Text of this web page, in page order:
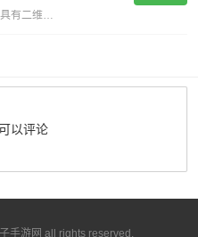
映月城与电子姬公测是一款具有二维风格的漂亮动作射击游戏。玩家可以自由选择自己的角色去奋斗系统的声音和字幕是超级无意义的，为玩家提供了各种丰富的故事和故事。感兴趣的朋友很快下载体验映月城与电子姬公测特色不同的角色有自己的能力和属性，玩家需要灵
以评论
手游网 all rights reserved.